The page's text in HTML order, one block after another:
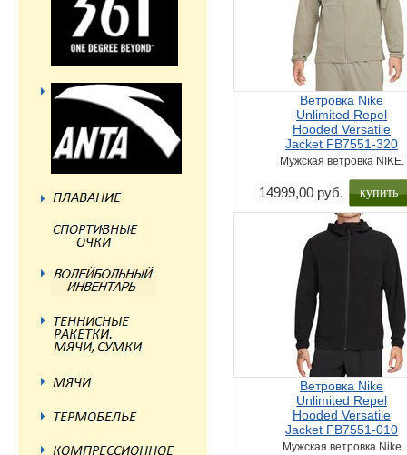
Ветровка Nike
Unlimited Repel
Hooded Versatile
Jacket FB7551-320
Мужская ветровка NIKE.
14999,00 руб. купить
Ветровка Nike
Unlimited Repel
Hooded Versatile
Jacket FB7551-010
Мужская ветровка Nike